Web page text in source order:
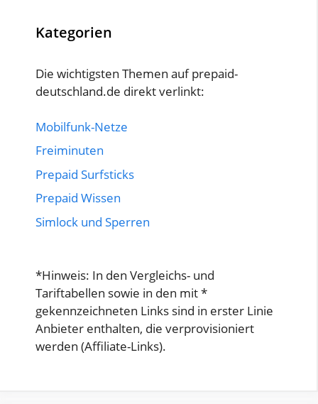
Kategorien
Die wichtigsten Themen auf prepaid-
deutschland.de direkt verlinkt:
Mobilfunk-Netze
Freiminuten
Prepaid Surfsticks
Prepaid Wissen
Simlock und Sperren
*Hinweis: In den Vergleichs- und
Tariftabellen sowie in den mit *
gekennzeichneten Links sind in erster Linie
Anbieter enthalten, die verprovisioniert
werden (Affiliate-Links).